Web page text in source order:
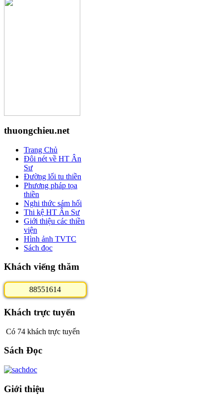
thuongchieu.net
Trang Chủ
Đôi nét về HT Ân
Sư
Đường lối tu thiền
Phương pháp tọa
thiền
Nghi thức sám hối
Thi kệ HT Ân Sư
Giới thiệu các thiền
viện
Hình ảnh TVTC
Sách đọc
Khách viếng thăm
88551614
Khách trực tuyến
Có 74 khách trực tuyến
Sách Đọc
Giới thiệu